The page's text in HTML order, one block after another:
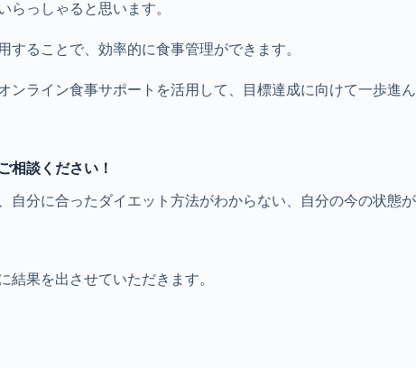
らっしゃると思います。
ることで、効率的に食事管理ができます。
ライン食事サポートを活用して、目標達成に向けて一歩進
相談ください！
自分に合ったダイエット方法がわからない、自分の今の状
果を出させていただきます。